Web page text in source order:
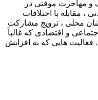
و مهاجرت موقتی در
مقابله با اختلافات
محلی ، ترویج مشارکت
و اقتصادی که غالباً
فعالیت هایی که به افزایش